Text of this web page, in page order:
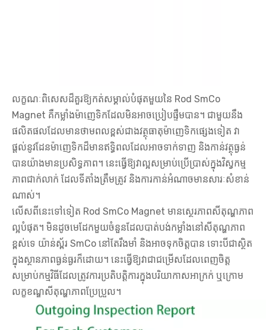
លក្ខណៈពិសេសដ៏គួរឱ្យកត់សម្គាល់បំផុតមួយនៃ Rod SmCo
Magnet គឺកម្លាំងម៉ាញេទិកដែលមិនអាចប្រៀបផ្ទឹមបាន។ ជាមួយនឹង
ផលិតផលដែលមានថាមពលខ្ពស់ជាងវត្ថុធាតុម៉ាញេទិកផ្សេងទៀត វា
ផ្តល់នូវដែនម៉ាញេទិកដ៏មានឥទ្ធិពលដែលអាចទាក់ទាញ និងកាន់វត្ថុធ្ងន់
បានយ៉ាងមានប្រសិទ្ធភាព។ នេះធ្វើឱ្យវាល្អសម្រាប់ប្រើប្រាស់ក្នុងវិស្វកម្ម
ភាពជាក់លាក់ ដែលទីតាំងត្រឹមត្រូវ និងការកាន់អំណាចមានសារៈសំខាន់
ណាស់។
លើសពីនេះទៅទៀត Rod SmCo Magnet មានស្ថេរភាពសីតុណ្ហភាព
ល្អបំផុត។ មិនដូចមេដែកមួយចំនួនដែលបាត់បង់កម្លាំងនៅសីតុណ្ហភាព
ខ្ពស់ទេ យ៉ាន់ស្ព័រ SmCo នៅតែរឹងមាំ និងអាចទុកចិត្តបាន ទោះបីជាស្ថិត
ក្នុងស្ថានភាពធ្ងន់ធ្ងរក៏ដោយ។ នេះធ្វើឱ្យវាជាជម្រើសដែលពេញចិត្ត
សម្រាប់កម្មវិធីដែលត្រូវការប្រតិបត្តិការក្នុងបរិយាកាសអាក្រក់ ឬក្រោម
លក្ខខណ្ឌសីតុណ្ហភាពប្រែប្រួល។